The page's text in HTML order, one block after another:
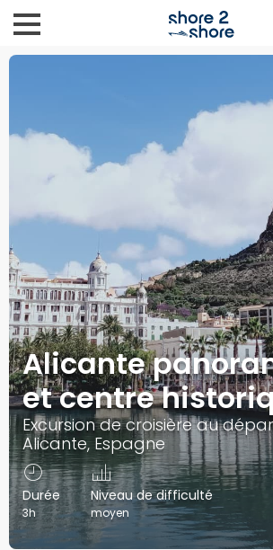
Alicante
et centre
Excursion de croisière au
Alicante, Espagne
Durée
3h
Niveau de difficulté
moyen